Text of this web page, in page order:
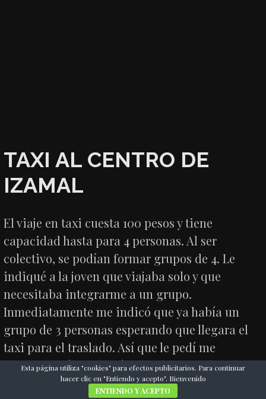
TAXI AL CENTRO DE
IZAMAL
El viaje en taxi cuesta 100 pesos y tiene
capacidad hasta para 4 personas. Al ser
colectivo, se podían formar grupos de 4. Le
indiqué a la joven que viajaba solo y que
necesitaba integrarme a un grupo.
Inmediatamente me indicó que ya había un
grupo de 3 personas esperando que llegara el
taxi para el traslado. Así que le pedí me
agregara a él. Me llevó a donde ya estaban las
otras personas.
Esta página utiliza "cookies" para efectos publicitarios. Para continuar
hacer clic en "Entiendo y acepto". Bienvenido
ENTIENDO Y ACEPTO